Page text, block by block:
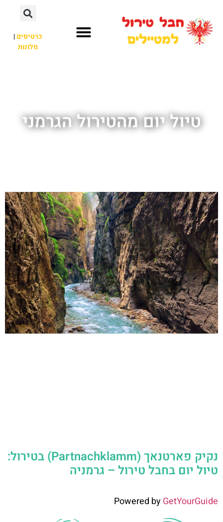
כרטיסים|
מלונות
טיול יום מהטירול הגרמני
נקיק פארטנאך (Partnachklamm) בטירול:
טיול יום בחבל טירול – גרמניה
Powered byGetYourGuide